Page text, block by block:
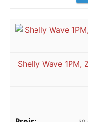
Shelly Wave 1PM,